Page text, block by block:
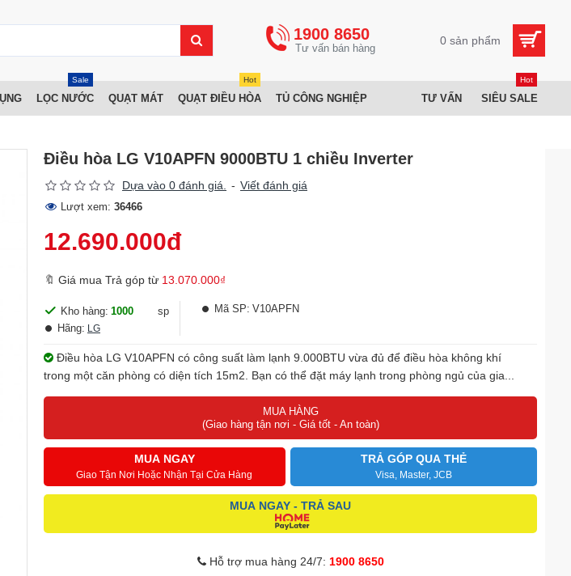
1900 8650 0 sản phẩm
LỌC NƯỚC
Sale
QUẠT MÁT QUẠT ĐIỀU HÒA
Hot
TỦ CÔNG NGHIỆP TƯ VẤN SIÊU SALE
Hot
Điều hòa LG V10APFN 9000BTU 1 chiều Inverter
Dựa vào 0 đánh giá. - Viết đánh giá
Lượt xem: 36466
12.690.000đ
🔖 Giá mua Trả góp từ 13.070.000₫
Kho hàng: 1000
sp
Hãng: LG
Mã SP: V10APFN
Điều hòa LG V10APFN có công suất làm lạnh 9.000BTU vừa đủ để điều hòa không khí
trong một căn phòng có diện tích 15m2. Bạn có thể đặt máy lạnh trong phòng ngủ của gia...
MUA HÀNG
(Giao hàng tận nơi - Giá tốt - An toàn)
MUA NGAY
Giao Tận Nơi Hoặc Nhận Tại Cửa Hàng
TRẢ GÓP QUA THẺ
Visa, Master, JCB
MUA NGAY - TRẢ SAU
Hỗ trợ mua hàng 24/7: 1900 8650